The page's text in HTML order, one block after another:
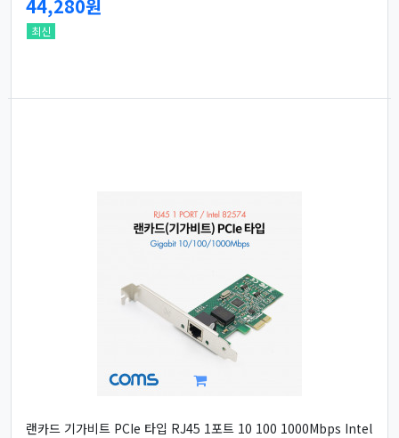
44,280원
최신
랜카드 기가비트 PCIe 타입 RJ45 1포트 10 100 1000Mbps Intel